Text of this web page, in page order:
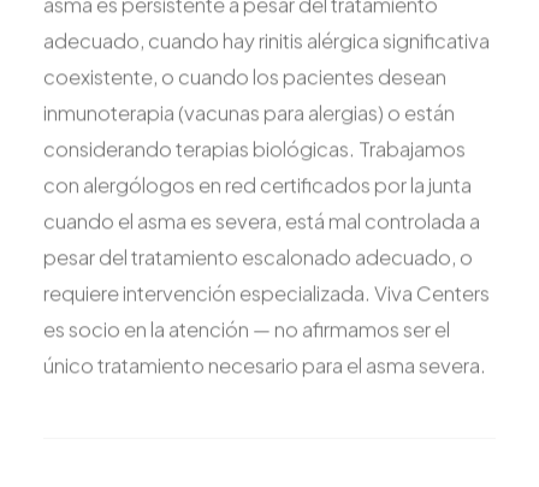
adecuado, cuando hay rinitis alérgica significativa
coexistente, o cuando los pacientes desean
inmunoterapia (vacunas para alergias) o están
considerando terapias biológicas. Trabajamos
con alergólogos en red certificados por la junta
cuando el asma es severa, está mal controlada a
pesar del tratamiento escalonado adecuado, o
requiere intervención especializada. Viva Centers
es socio en la atención — no afirmamos ser el
único tratamiento necesario para el asma severa.